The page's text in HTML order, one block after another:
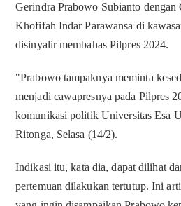
Gerindra Prabowo Subianto
Khofifah Indar Parawansa di
disinyalir membahas Pilpres 2024.
"Prabowo tampaknya meminta
menjadi cawapresnya pada Pilpres
komunikasi politik Universitas Esa
Ritonga, Selasa (14/2).
Indikasi itu, kata dia, dapat dilihat
pertemuan dilakukan tertutup. Ini